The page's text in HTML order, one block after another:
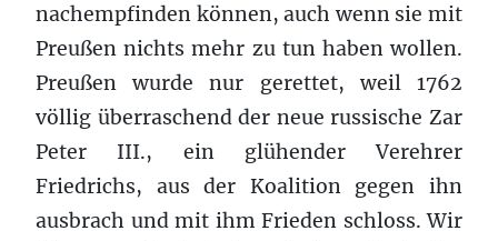
nachempfinden können, auch wenn sie mit
Preußen nichts mehr zu tun haben wollen.
Preußen wurde nur gerettet, weil 1762
völlig überraschend der neue russische Zar
Peter III., ein glühender Verehrer
Friedrichs, aus der Koalition gegen ihn
ausbrach und mit ihm Frieden schloss. Wir